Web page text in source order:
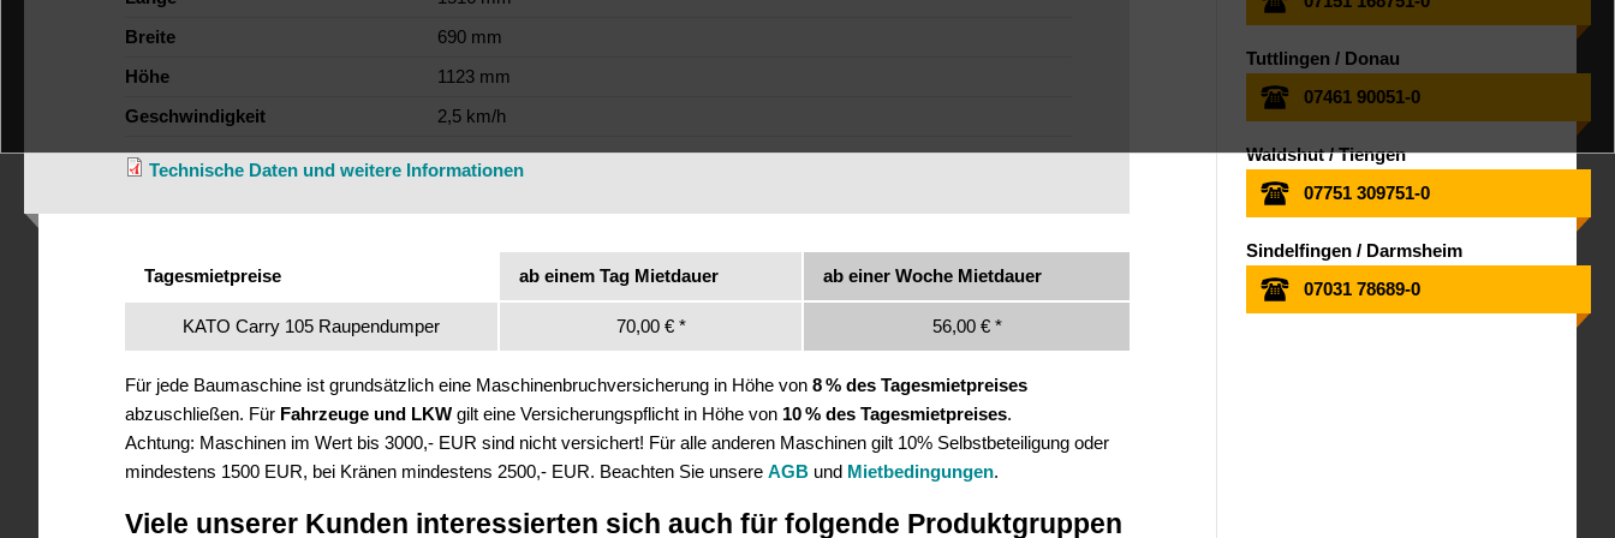
Breite
690 mm
Höhe
1123 mm
Geschwindigkeit
2,5 km/h
Technische Daten und weitere Informationen
Tagesmietpreise ab einem Tag Mietdauer ab einer Woche Mietdauer
KATO Carry 105 Raupendumper 70,00 € * 56,00 € *
Für jede Baumaschine ist grundsätzlich eine Maschinenbruchversicherung in Höhe von 8 % des Tagesmietpreises
abzuschließen. Für Fahrzeuge und LKW gilt eine Versicherungspflicht in Höhe von 10 % des Tagesmietpreises.
Achtung: Maschinen im Wert bis 3000,- EUR sind nicht versichert! Für alle anderen Maschinen gilt 10% Selbstbeteiligung oder
mindestens 1500 EUR, bei Kränen mindestens 2500,- EUR. Beachten Sie unsere AGB und Mietbedingungen.
Viele unserer Kunden interessierten sich auch für folgende Produktgruppen
Tuttlingen / Donau
07461 90051-0
Waldshut / Tiengen
07751 309751-0
Sindelfingen / Darmsheim
07031 78689-0